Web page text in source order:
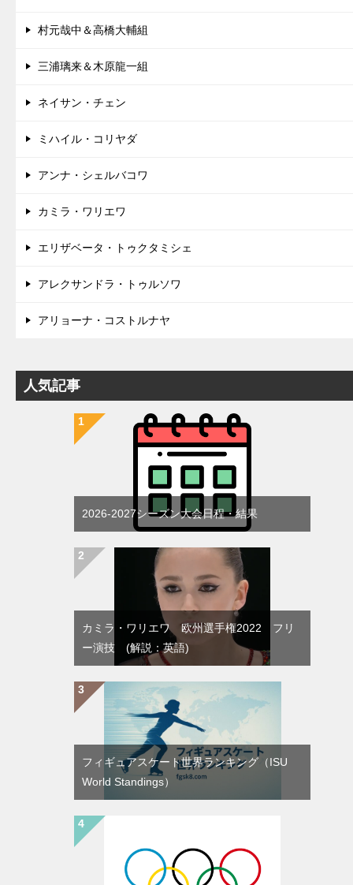
村元哉中＆高橋大輔組
三浦璃来＆木原龍一組
ネイサン・チェン
ミハイル・コリヤダ
アンナ・シェルバコワ
カミラ・ワリエワ
エリザベータ・トゥクタミシェ
アレクサンドラ・トゥルソワ
アリョーナ・コストルナヤ
人気記事
2026-2027シーズン大会日程・結果
カミラ・ワリエワ 欧州選手権2022 フリ
ー演技 (解説：英語)
フィギュアスケート世界ランキング（ISU
World Standings）